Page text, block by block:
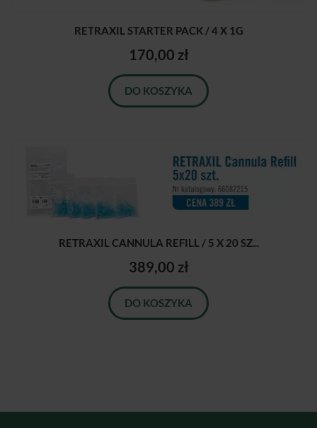
RETRAXIL STARTER PACK / 4 X 1G
170,00 zł
DO KOSZYKA
RETRAXIL CANNULA REFILL / 5 X 20 SZ...
389,00 zł
DO KOSZYKA